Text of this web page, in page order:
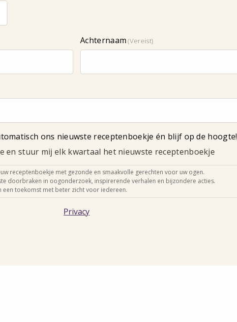
Achternaam (Vereist)
ons nieuwste receptenboekje én blijf op de hoogte!
en stuur mij elk kwartaal het nieuwste receptenboekje
receptenboekje met gezonde en smaakvolle gerechten voor uw ogen.
doorbraken in oogonderzoek, inspirerende verhalen en bijzondere acties.
toekomst met beter zicht voor iedereen.
Privacy